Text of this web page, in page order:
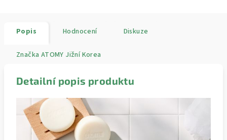
Popis Hodnocení Diskuze
Značka ATOMY Jižní Korea
Detailní popis produktu